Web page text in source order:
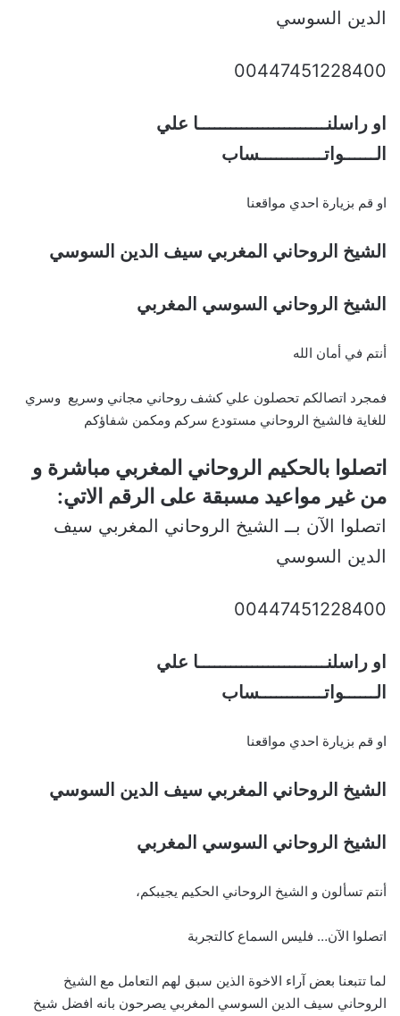
الدين السوسي
00447451228400
او راسلنــــــــــــــــــــــــا علي
الــــــواتــــــــــــساب
او قم بزيارة احدي مواقعنا
الشيخ الروحاني المغربي سيف الدين السوسي
الشيخ الروحاني السوسي المغربي
أنتم في أمان الله
فمجرد اتصالكم تحصلون علي كشف روحاني مجاني وسريع وسري
للغاية فالشيخ الروحاني مستودع سركم ومكمن شفاؤكم
اتصلوا بالحكيم الروحاني المغربي مباشرة و
من غير مواعيد مسبقة على الرقم الاتي:
اتصلوا الآن بــ الشيخ الروحاني المغربي سيف
الدين السوسي
00447451228400
او راسلنــــــــــــــــــــــــا علي
الــــــواتــــــــــــساب
او قم بزيارة احدي مواقعنا
الشيخ الروحاني المغربي سيف الدين السوسي
الشيخ الروحاني السوسي المغربي
أنتم تسألون و الشيخ الروحاني الحكيم يجيبكم،
اتصلوا الآن… فليس السماع كالتجربة
لما تتبعنا بعض آراء الاخوة الذين سبق لهم التعامل مع الشيخ
الروحاني سيف الدين السوسي المغربي يصرحون بانه افضل شيخ